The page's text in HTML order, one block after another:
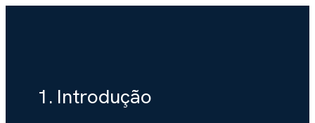
1. Introdução